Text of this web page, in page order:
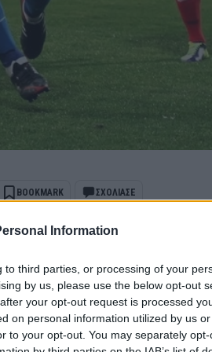
Information
third parties, or processing of your
by us, please use the below opt-out
your opt-out request is processed
on personal information utilized by us
to your opt-out. You may separately
BOOKMARK ΣΧΟΛΙΑΣΕ
στην Google
μας παρ όλα